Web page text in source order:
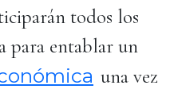
todos los
para entablar un
una vez